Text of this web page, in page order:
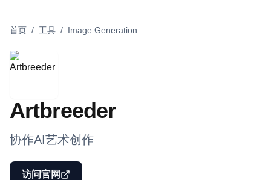
首页 / 工具 / Image Generation
Artbreeder
协作AI艺术创作
访问官网